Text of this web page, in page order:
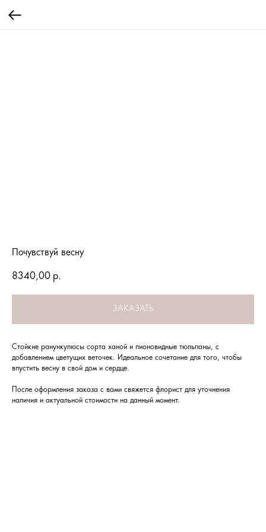
Почувствуй весну
8340,00 р.
ЗАКАЗАТЬ
Стойкие ранункулюсы сорта ханой и пионовидные тюльпаны, с
добавлением цветущих веточек. Идеальное сочетание для того, чтобы
впустить весну в свой дом и сердце.
После оформления заказа с вами свяжется флорист для уточнения
наличия и актуальной стоимости на данный момент.